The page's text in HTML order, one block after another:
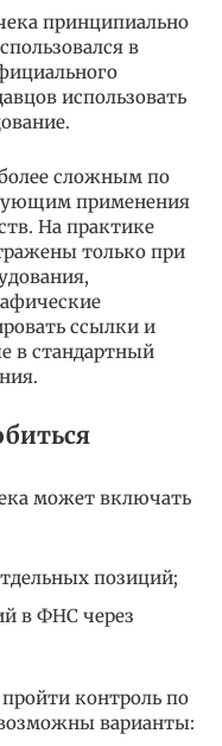
принципиально
в
использовать
сложным по
применения
На практике
только при
ссылки и
в стандартный
может включать
позиций;
в ФНС через
контроль по
варианты: